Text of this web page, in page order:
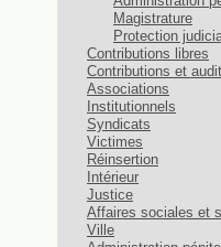
Magistrature
Protection
Contributions libres
Contributions et
Associations
Institutionnels
Syndicats
Victimes
Réinsertion
Intérieur
Justice
Affaires sociales et
Ville